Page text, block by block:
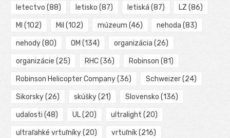
letectvo (88) letisko (87) letiská (87) LZ (86)
MI (102) Mil (102) múzeum (46) nehoda (83)
nehody(80) OM (134) organizácia (26)
organizácie (25) RHC(36) Robinson (81)
Robinson Helicopter Company(36) Schweizer(24)
Sikorsky(26) skúšky(21) Slovensko (136)
udalosti (48) UL(20) ultralight (20)
ultraľahké vrtuľníky(20) vrtuľník(216)